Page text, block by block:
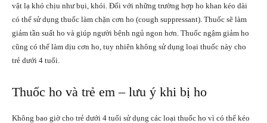
vật lạ khó chịu như bụi, khói. Đối với những trường hợp ho khan kéo dài
có thể sử dụng thuốc làm chặn cơn ho (cough suppressant). Thuốc sẽ làm
giảm tần suất ho và giúp người bệnh ngủ ngon hơn. Thuốc ngậm giảm ho
cũng có thể làm dịu cơn ho, tuy nhiên không sử dụng loại thuốc này cho
trẻ dưới 4 tuổi.
Thuốc ho và trẻ em – lưu ý khi bị ho
Không bao giờ cho trẻ dưới 4 tuổi sử dụng các loại thuốc ho vì có thể kéo